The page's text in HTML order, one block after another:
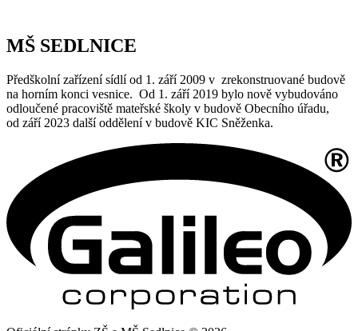
MŠ SEDLNICE
Předškolní zařízení sídlí od 1. září 2009 v zrekonstruované budově
na horním konci vesnice. Od 1. září 2019 bylo nově vybudováno
odloučené pracoviště mateřské školy v budově Obecního úřadu,
od září 2023 další oddělení v budově KIC Sněženka.